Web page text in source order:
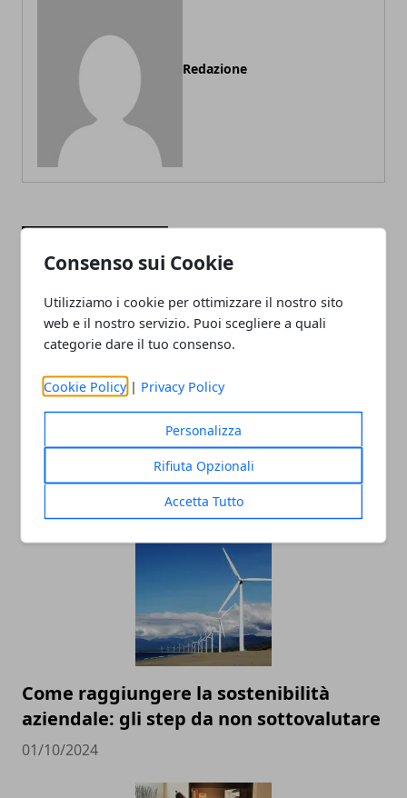
Consenso sui Cookie
Utilizziamo i cookie per ottimizzare il nostro sito
web e il nostro servizio. Puoi scegliere a quali
categorie dare il tuo consenso.
Cookie Policy | Privacy Policy
Personalizza
Rifiuta Opzionali
Accetta Tutto
Redazione
Turismo sostenibile sempre più in
trend: le destinazioni da non perdere
Come raggiungere la sostenibilità
aziendale: gli step da non sottovalutare
01/10/2024